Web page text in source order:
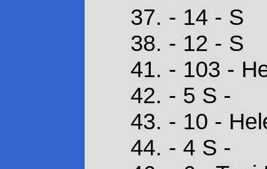
37. - 14 - S
38. - 12 - S
41. - 103 -
42. - 5 S -
43. - 10 -
44. - 4 S -